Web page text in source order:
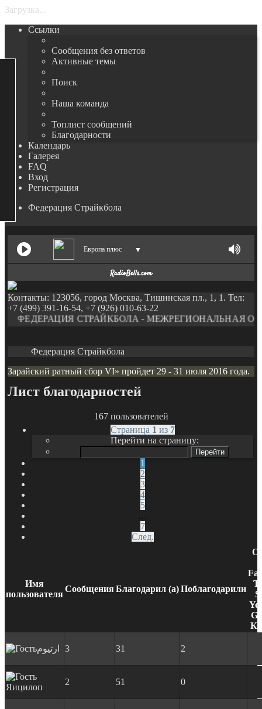
Загрузка...
Ссылки
Сообщения без ответов
Активные темы
Поиск
Наша команда
Топлист сообщений
Благодарности
Календарь
Галерея
FAQ
Вход
Регистрация
Федерация Страйкбола
Европа плюс ▼
Контакты: 123056, город Москва, Тишинская пл., 1, 1. Тел:
+7 (499) 391-16-54, +7 (926) 010-63-22
ФЕДЕРАЦИЯ СТРАЙКБОЛА - МЕЖРЕГИОНАЛЬНАЯ
Федерация Страйкбола
Зарайский ратный сбор VI» пройдет 29 - 31 июля 2016 года.
Лист благодарностей
167 пользователей
Страница 1 из 7
Перейти на страницу:
1
2
3
4
5
…
7
След.
Имя
пользователя
СообщенияБлагодарил (а)Поблагодарили
ارتيوم 3 31 2
Яицилоп
2 51 0